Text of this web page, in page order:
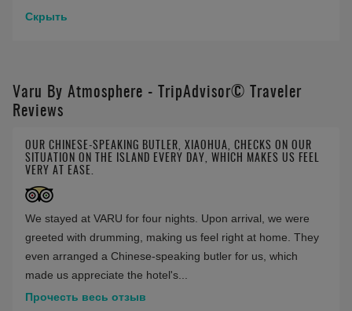
Скрыть
Varu By Atmosphere - TripAdvisor© Traveler
Reviews
OUR CHINESE-SPEAKING BUTLER, XIAOHUA, CHECKS ON OUR
SITUATION ON THE ISLAND EVERY DAY, WHICH MAKES US FEEL
VERY AT EASE.
We stayed at VARU for four nights. Upon arrival, we were
greeted with drumming, making us feel right at home. They
even arranged a Chinese-speaking butler for us, which
made us appreciate the hotel's...
Прочесть весь отзыв